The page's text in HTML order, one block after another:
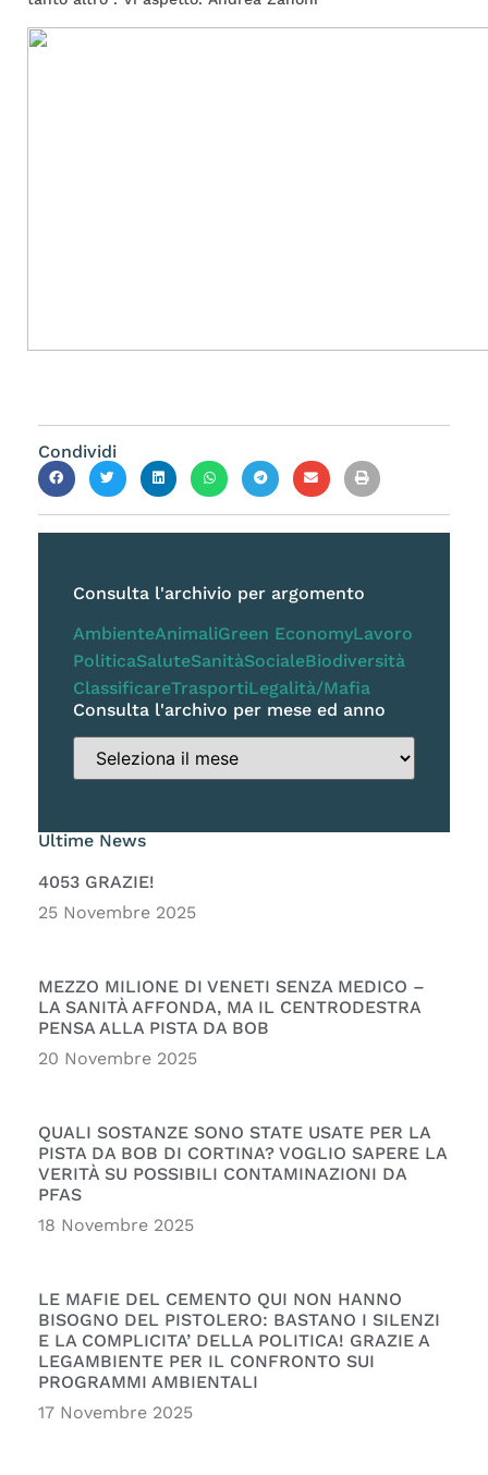
Condividi
Consulta l'archivio per argomento
AmbienteAnimaliGreen EconomyLavoro
PoliticaSaluteSanitàSocialeBiodiversità
ClassificareTrasportiLegalità/Mafia
Consulta l'archivo per mese ed anno
Ultime News
4053 GRAZIE!
25 Novembre 2025
MEZZO MILIONE DI VENETI SENZA MEDICO –
LA SANITÀ AFFONDA, MA IL CENTRODESTRA
PENSA ALLA PISTA DA BOB
20 Novembre 2025
QUALI SOSTANZE SONO STATE USATE PER LA
PISTA DA BOB DI CORTINA? VOGLIO SAPERE LA
VERITÀ SU POSSIBILI CONTAMINAZIONI DA
PFAS
18 Novembre 2025
LE MAFIE DEL CEMENTO QUI NON HANNO
BISOGNO DEL PISTOLERO: BASTANO I SILENZI
E LA COMPLICITA’ DELLA POLITICA! GRAZIE A
LEGAMBIENTE PER IL CONFRONTO SUI
PROGRAMMI AMBIENTALI
17 Novembre 2025